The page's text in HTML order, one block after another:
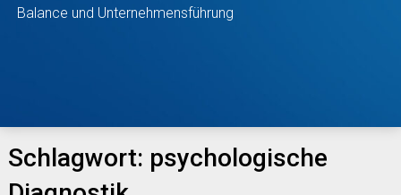
Balance und Unternehmensführung
Schlagwort: psychologische